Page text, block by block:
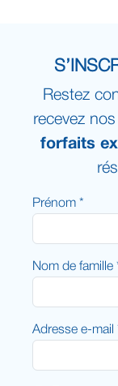
Restez
recevez nos
forfaits
Prénom *
Nom de famille
Adresse e-mail